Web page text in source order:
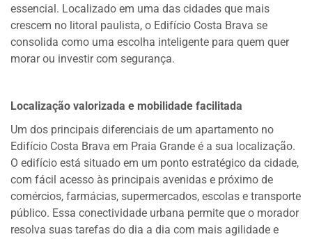
essencial. Localizado em uma das cidades que mais
crescem no litoral paulista, o Edifício Costa Brava se
consolida como uma escolha inteligente para quem quer
morar ou investir com segurança.
Localização valorizada e mobilidade facilitada
Um dos principais diferenciais de um apartamento no
Edifício Costa Brava em Praia Grande é a sua localização.
O edifício está situado em um ponto estratégico da cidade,
com fácil acesso às principais avenidas e próximo de
comércios, farmácias, supermercados, escolas e transporte
público. Essa conectividade urbana permite que o morador
resolva suas tarefas do dia a dia com mais agilidade e